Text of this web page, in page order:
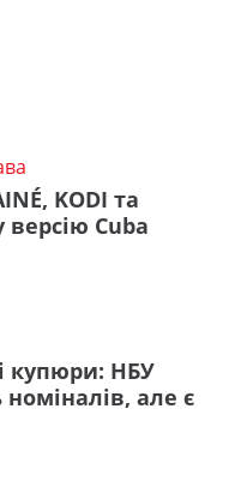
KODI та
Cuba
купюри: НБУ
але є